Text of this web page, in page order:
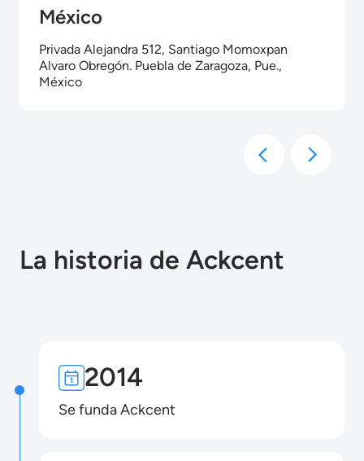
México
Privada Alejandra 512, Santiago Momoxpan
Alvaro Obregón. Puebla de Zaragoza, Pue.,
México
La historia de Ackcent
2014
Se funda Ackcent